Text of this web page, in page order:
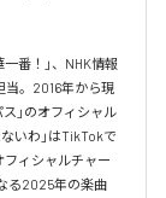
番！」、NHK情報
当。2016年から現
」のオフィシャル
いわ」はTikTokで
フィシャルチャー
る2025年の楽曲